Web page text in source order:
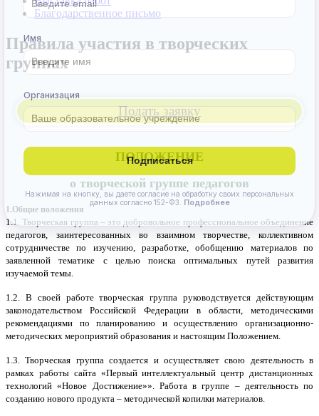
Благодарственное письмо
Правила участия в творческих
группах
Подать заявку
ПОЛОЖЕНИЕ
о творческой группе педагогов
1.Общие положения
1.1. Творческая группа – это добровольное профессиональное объединение
педагогов, заинтересованных во взаимном творчестве, коллективном
сотрудничестве по изучению, разработке, обобщению материалов по
заявленной тематике с целью поиска оптимальных путей развития
изучаемой темы.
1.2. В своей работе творческая группа руководствуется действующим
законодательством Российской Федерации в области, методическими
рекомендациями по планированию и осуществлению организационно-
методических мероприятий образования и настоящим Положением.
1.3. Творческая группа создается и осуществляет свою деятельность в
рамках работы сайта «Первый интеллектуальный центр дистанционных
технологий «Новое Достижение»». Работа в группе – деятельность по
созданию нового продукта – методической копилки материалов.
Анонсы конкурсов
Подпишитесь на анонсы сегодня и узнавайте
о самом важном.
Email